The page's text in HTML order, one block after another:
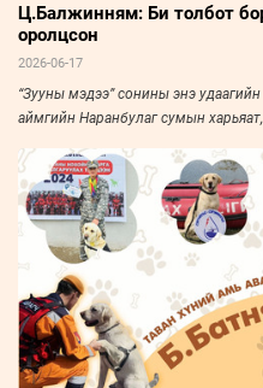
Ц.Балжинням: Би толбот
оролцсон
2026-06-17
“Зууны мэдээ” сонины энэ
аймгийн Наранбулаг сумын
байна.